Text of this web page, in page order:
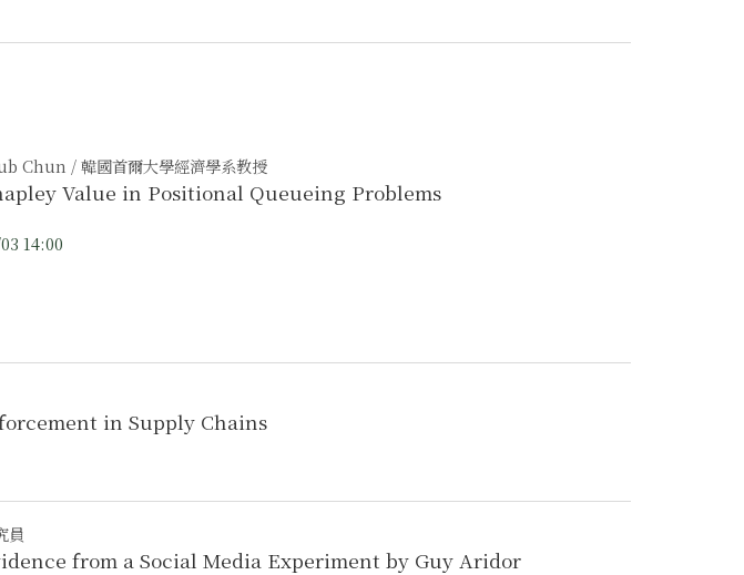
Chun / 韓國首爾大學經濟學系教授
Value in Positional Queueing Problems
14:00
in Supply Chains
員
Drivers of Digital Attention: Evidence from a Social Media Experiment by Guy Aridor